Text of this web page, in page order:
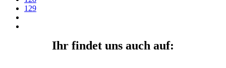
129
Ihr findet uns auch auf: